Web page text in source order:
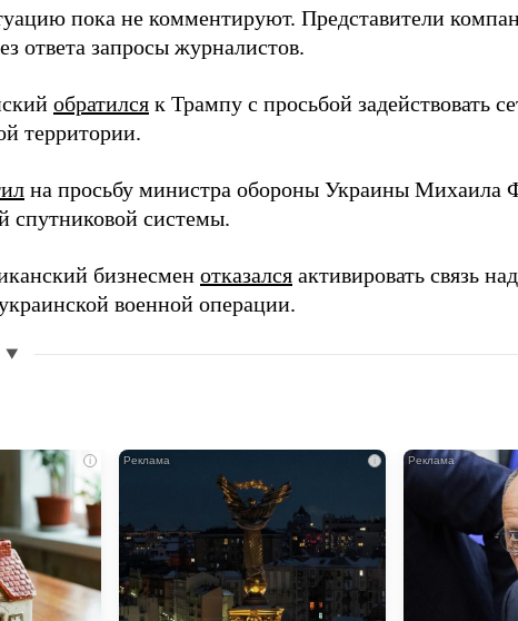
пока не комментируют. Представители
ответа запросы журналистов.
обратился к Трампу с просьбой задействовать
территории.
на просьбу министра обороны Украины Михаила
спутниковой системы.
бизнесмен отказался активировать связь
военной операции.
▼
i i